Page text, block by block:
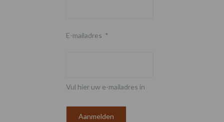
E-mailadres *
Vul hier uw e-mailadres in